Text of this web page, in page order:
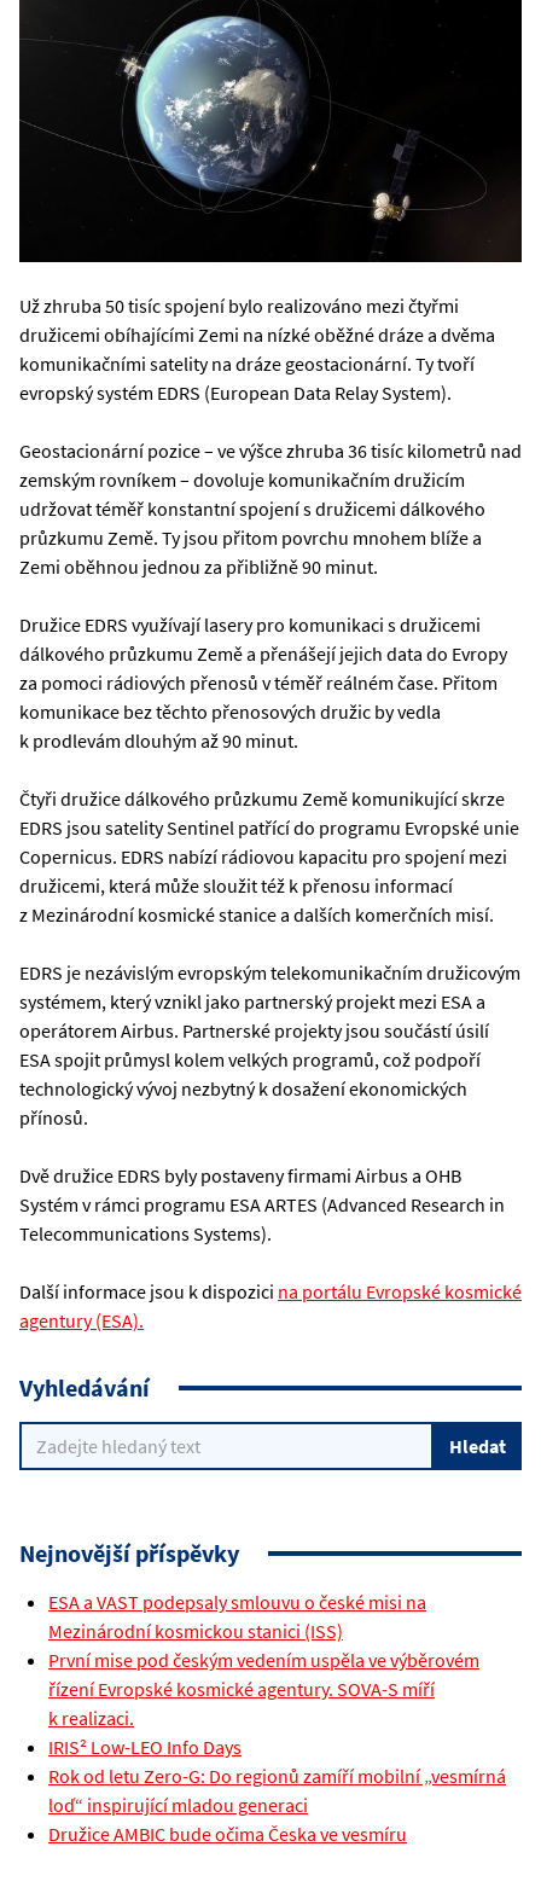
Už zhruba 50 tisíc spojení bylo realizováno mezi čtyřmi
družicemi obíhajícími Zemi na nízké oběžné dráze a dvěma
komunikačními satelity na dráze geostacionární. Ty tvoří
evropský systém EDRS (European Data Relay System).
Geostacionární pozice – ve výšce zhruba 36 tisíc kilometrů nad
zemským rovníkem – dovoluje komunikačním družicím
udržovat téměř konstantní spojení s družicemi dálkového
průzkumu Země. Ty jsou přitom povrchu mnohem blíže a
Zemi oběhnou jednou za přibližně 90 minut.
Družice EDRS využívají lasery pro komunikaci s družicemi
dálkového průzkumu Země a přenášejí jejich data do Evropy
za pomoci rádiových přenosů v téměř reálném čase. Přitom
komunikace bez těchto přenosových družic by vedla
k prodlevám dlouhým až 90 minut.
Čtyři družice dálkového průzkumu Země komunikující skrze
EDRS jsou satelity Sentinel patřící do programu Evropské unie
Copernicus. EDRS nabízí rádiovou kapacitu pro spojení mezi
družicemi, která může sloužit též k přenosu informací
z Mezinárodní kosmické stanice a dalších komerčních misí.
EDRS je nezávislým evropským telekomunikačním družicovým
systémem, který vznikl jako partnerský projekt mezi ESA a
operátorem Airbus. Partnerské projekty jsou součástí úsilí
ESA spojit průmysl kolem velkých programů, což podpoří
technologický vývoj nezbytný k dosažení ekonomických
přínosů.
Dvě družice EDRS byly postaveny firmami Airbus a OHB
Systém v rámci programu ESA ARTES (Advanced Research in
Telecommunications Systems).
Další informace jsou k dispozici na portálu Evropské kosmické
agentury (ESA).
Vyhledávání
Nejnovější příspěvky
ESA a VAST podepsaly smlouvu o české misi na
Mezinárodní kosmickou stanici (ISS)
První mise pod českým vedením uspěla ve výběrovém
řízení Evropské kosmické agentury. SOVA-S míří
k realizaci.
IRIS² Low-LEO Info Days
Rok od letu Zero-G: Do regionů zamíří mobilní „vesmírná
loď“ inspirující mladou generaci
Družice AMBIC bude očima Česka ve vesmíru